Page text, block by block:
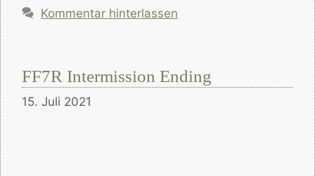
Kommentar hinterlassen
FF7R Intermission Ending
15. Juli 2021